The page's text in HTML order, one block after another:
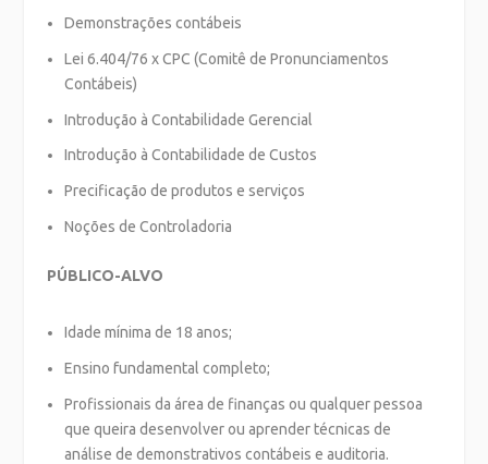
Demonstrações contábeis
Lei 6.404/76 x CPC (Comitê de Pronunciamentos
Contábeis)
Introdução à Contabilidade Gerencial
Introdução à Contabilidade de Custos
Precificação de produtos e serviços
Noções de Controladoria
PÚBLICO-ALVO
Idade mínima de 18 anos;
Ensino fundamental completo;
Profissionais da área de finanças ou qualquer pessoa
que queira desenvolver ou aprender técnicas de
análise de demonstrativos contábeis e auditoria.